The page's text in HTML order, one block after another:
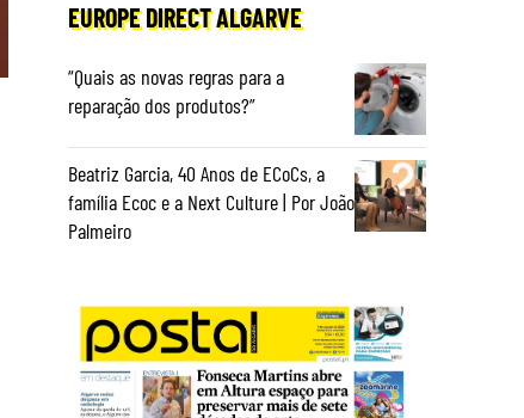
EUROPE DIRECT ALGARVE
“Quais as novas regras para a
reparação dos produtos?”
Beatriz Garcia, 40 Anos de ECoCs, a
família Ecoc e a Next Culture | Por João
Palmeiro